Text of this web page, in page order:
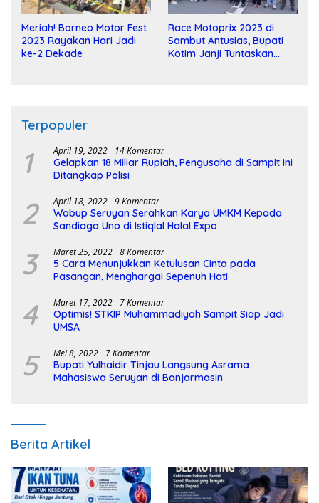
Meriah! Borneo Motor Fest
2023 Rayakan Hari Jadi
ke-2 Dekade
Race Motoprix 2023 di
Sambut Antusias, Bupati
Kotim Janji Tuntaskan
Terpopuler
1 April 19, 2022 14 Komentar
Gelapkan 18 Miliar Rupiah, Pengusaha di Sampit Ini
Ditangkap Polisi
2 April 18, 2022 9 Komentar
Wabup Seruyan Serahkan Karya UMKM Kepada
Sandiaga Uno di Istiqlal Halal Expo
3 Maret 25, 2022 8 Komentar
5 Cara Menunjukkan Ketulusan Cinta pada
Pasangan, Menghargai Sepenuh Hati
4 Maret 17, 2022 7 Komentar
Optimis! STKIP Muhammadiyah Sampit Siap Jadi
UMSA
5 Mei 8, 2022 7 Komentar
Bupati Yulhaidir Tinjau Langsung Asrama
Mahasiswa Seruyan di Banjarmasin
Berita Artikel